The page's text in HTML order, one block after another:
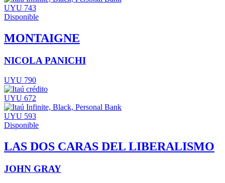
UYU 743
Disponible
MONTAIGNE
NICOLA PANICHI
UYU 790
UYU 672
UYU 593
Disponible
LAS DOS CARAS DEL LIBERALISMO
JOHN GRAY